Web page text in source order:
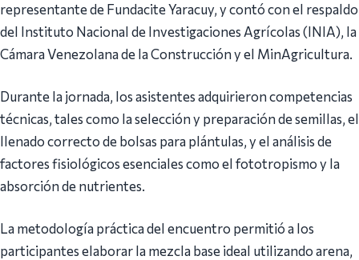
representante de Fundacite Yaracuy, y contó con el respaldo
del Instituto Nacional de Investigaciones Agrícolas (INIA), la
Cámara Venezolana de la Construcción y el MinAgricultura.
Durante la jornada, los asistentes adquirieron competencias
técnicas, tales como la selección y preparación de semillas, el
llenado correcto de bolsas para plántulas, y el análisis de
factores fisiológicos esenciales como el fototropismo y la
absorción de nutrientes.
La metodología práctica del encuentro permitió a los
participantes elaborar la mezcla base ideal utilizando arena,